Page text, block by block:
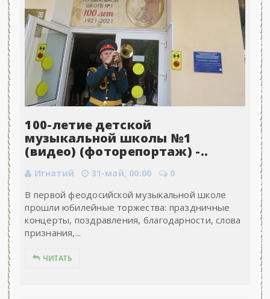
100-летие детской
музыкальной школы №1
(видео) (фоторепортаж) -..
Игнатий 31-май, 00:00 0
В первой феодосийской музыкальной школе
прошли юбилейные торжества: праздничные
концерты, поздравления, благодарности, слова
признания,...
ЧИТАТЬ